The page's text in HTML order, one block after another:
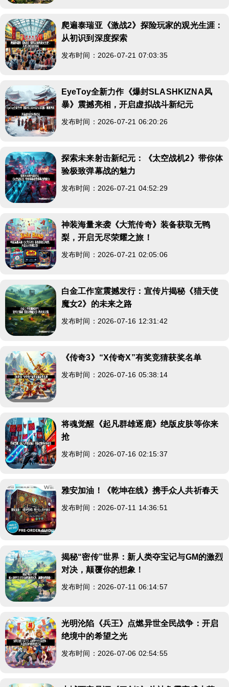
爬遍泰瑞亚《激战2》探险玩家的观光生涯：
从初识到深度探索
发布时间：2026-07-21 07:03:35
EyeToy全新力作《爆封SLASHKIZNA风
暴》震撼亮相，开启虚拟战斗新纪元
发布时间：2026-07-21 06:20:26
探索未来射击新纪元：《太空战机2》带你体
验极致弹幕战的魅力
发布时间：2026-07-21 04:52:29
神装海量来袭《大荒传奇》装备获取无鸭
梨，开启无尽荣耀之旅！
发布时间：2026-07-21 02:05:06
白金工作室震撼发行：宣传片揭秘《猎天使
魔女2》的未来之路
发布时间：2026-07-16 12:31:42
《传奇3》“X传奇X”有奖竞猜获奖名单
发布时间：2026-07-16 05:38:14
将魂觉醒《起凡群雄逐鹿》绝版皮肤等你来
抢
发布时间：2026-07-16 02:15:37
雅安加油！《乾坤在线》携手众人共祈春天
发布时间：2026-07-11 14:36:51
揭秘“密传”世界：新人类夺宝记与GM的激烈
对决，颠覆你的想象！
发布时间：2026-07-11 06:14:57
光明沦陷《兵王》点燃异世全民战争：开启
绝境中的希望之光
发布时间：2026-07-06 02:54:55